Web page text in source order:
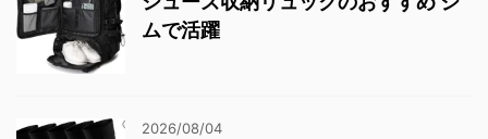
ムで活躍
2026/08/04